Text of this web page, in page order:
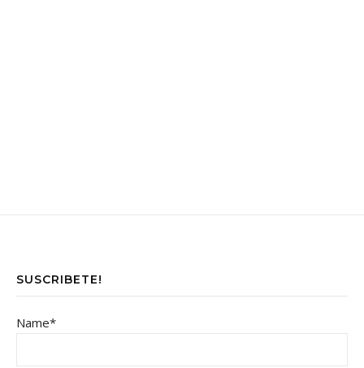
SUSCRIBETE!
Name*